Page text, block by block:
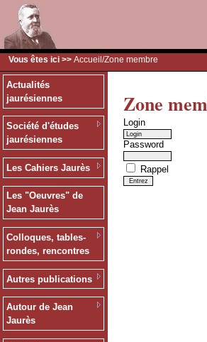
Vous êtes ici >> Accueil /Zone membre
Actualités
jaurésiennes
Société d'études
jaurésiennes
Les Cahiers Jaurès
Les "Oeuvres" de
Jean Jaurès
Colloques, tables-
rondes, rencontres
Autres publications
Autour de Jean
Jaurès
Zone
Login
Password
Rappel